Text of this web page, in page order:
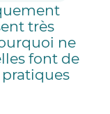
très
ne
font de
pratiques